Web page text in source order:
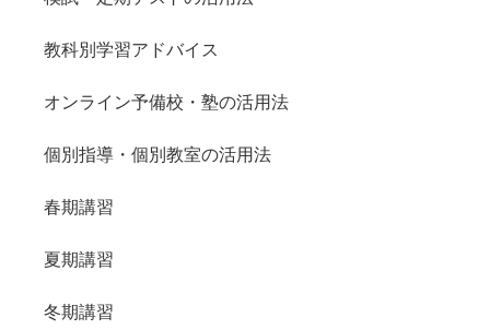
教科別学習アドバイス
オンライン予備校・塾の活用法
個別指導・個別教室の活用法
春期講習
夏期講習
冬期講習